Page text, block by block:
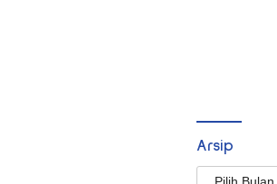
Arsip
Arsip